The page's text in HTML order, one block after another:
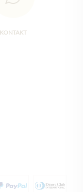
KONTAKT